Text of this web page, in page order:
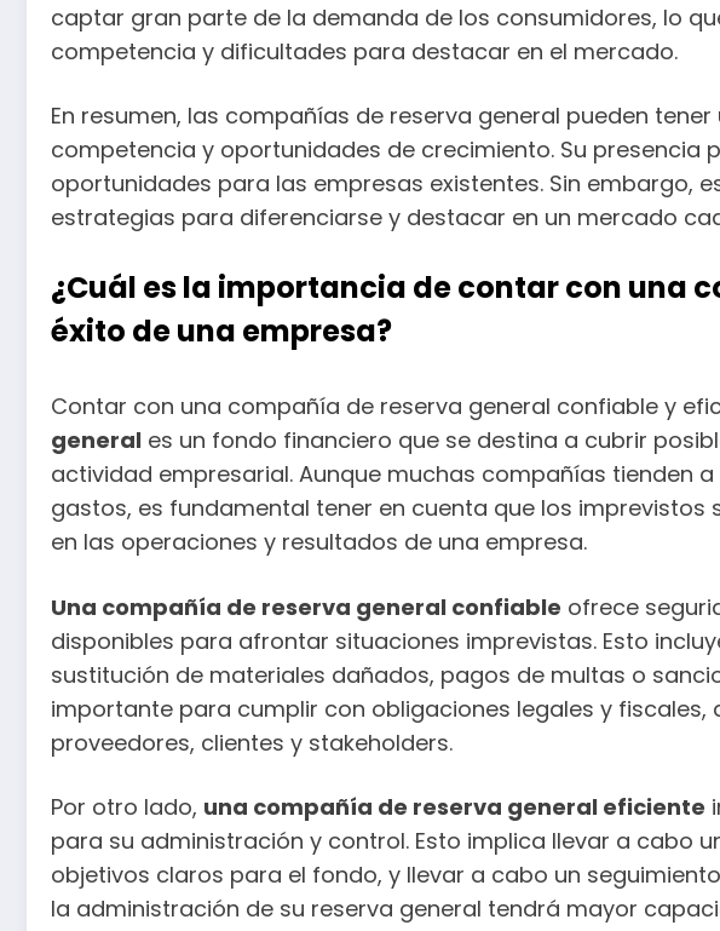
captar gran parte de la demanda de los consumidores, lo
competencia y dificultades para destacar en el mercado.
En resumen, las compañías de reserva general pueden
competencia y oportunidades de crecimiento. Su
oportunidades para las empresas existentes. Sin embargo,
estrategias para diferenciarse y destacar en un mercado
¿Cuál es la importancia de contar con una
éxito de una empresa?
Contar con una compañía de reserva general confiable y
general es un fondo financiero que se destina a cubrir
actividad empresarial. Aunque muchas compañías tienden
gastos, es fundamental tener en cuenta que los
en las operaciones y resultados de una empresa.
Una compañía de reserva general confiable ofrece
disponibles para afrontar situaciones imprevistas. Esto
sustitución de materiales dañados, pagos de multas o
importante para cumplir con obligaciones legales y
proveedores, clientes y stakeholders.
Por otro lado, una compañía de reserva general eficiente
para su administración y control. Esto implica llevar a cabo
objetivos claros para el fondo, y llevar a cabo un
la administración de su reserva general tendrá mayor